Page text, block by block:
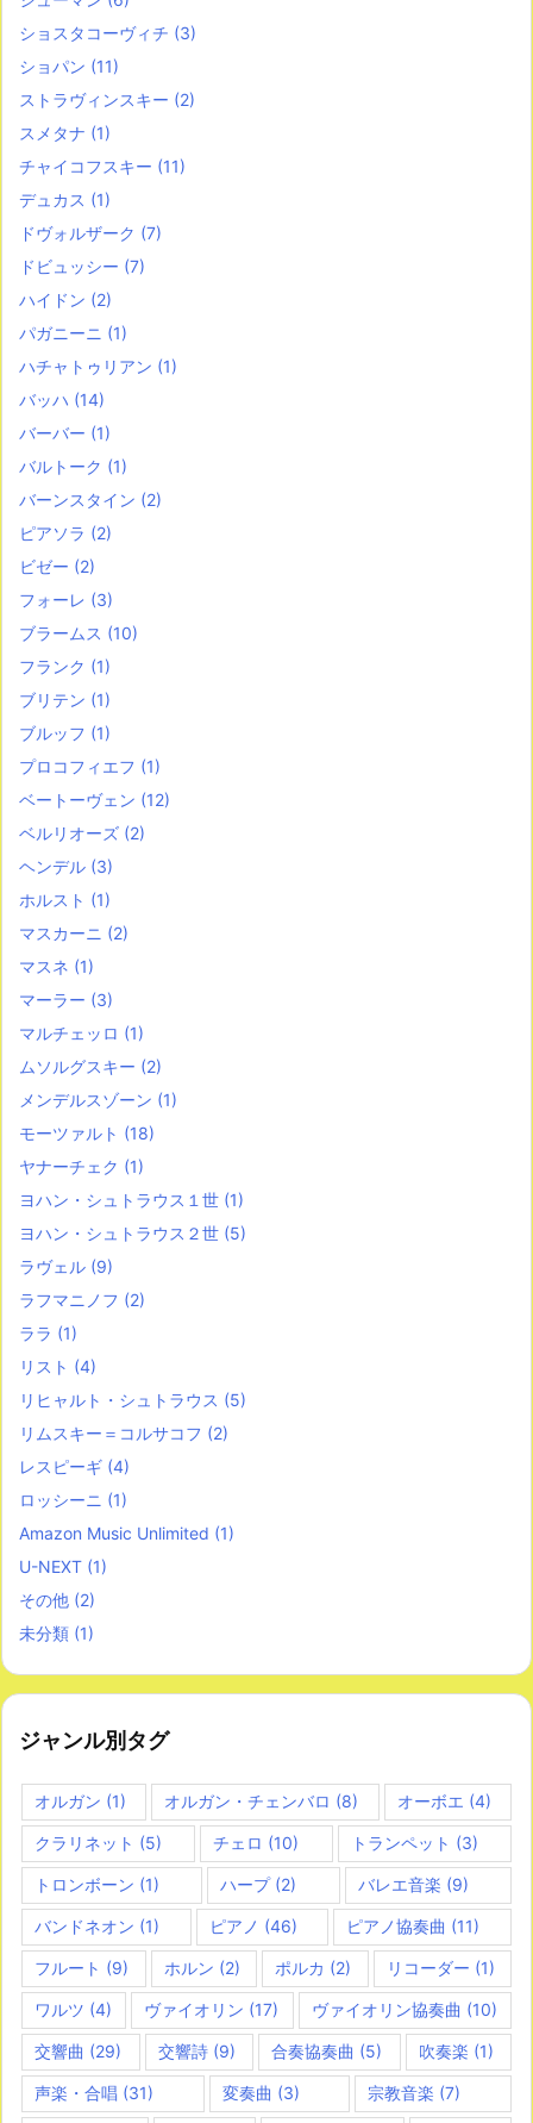
ショスタコーヴィチ (3)
ショパン (11)
ストラヴィンスキー (2)
スメタナ (1)
チャイコフスキー (11)
デュカス (1)
ドヴォルザーク (7)
ドビュッシー (7)
ハイドン (2)
パガニーニ (1)
ハチャトゥリアン (1)
バッハ (14)
バーバー (1)
バルトーク (1)
バーンスタイン (2)
ピアソラ (2)
ビゼー (2)
フォーレ (3)
ブラームス (10)
フランク (1)
ブリテン (1)
ブルッフ (1)
プロコフィエフ (1)
ベートーヴェン (12)
ベルリオーズ (2)
ヘンデル (3)
ホルスト (1)
マスカーニ (2)
マスネ (1)
マーラー (3)
マルチェッロ (1)
ムソルグスキー (2)
メンデルスゾーン (1)
モーツァルト (18)
ヤナーチェク (1)
ヨハン・シュトラウス１世 (1)
ヨハン・シュトラウス２世 (5)
ラヴェル (9)
ラフマニノフ (2)
ララ (1)
リスト (4)
リヒャルト・シュトラウス (5)
リムスキー＝コルサコフ (2)
レスピーギ (4)
ロッシーニ (1)
Amazon Music Unlimited (1)
U-NEXT (1)
その他 (2)
未分類 (1)
ジャンル別タグ
オルガン (1) オルガン・チェンバロ (8) オーボエ (4)
クラリネット (5) チェロ (10) トランペット (3)
トロンボーン (1) ハープ(2) バレエ音楽 (9)
バンドネオン (1) ピアノ (46) ピアノ協奏曲 (11)
フルート (9) ホルン (2) ポルカ (2) リコーダー (1)
ワルツ (4) ヴァイオリン (17) ヴァイオリン協奏曲 (10)
交響曲 (29) 交響詩(9) 合奏協奏曲 (5) 吹奏楽 (1)
声楽・合唱 (31) 変奏曲 (3) 宗教音楽 (7)